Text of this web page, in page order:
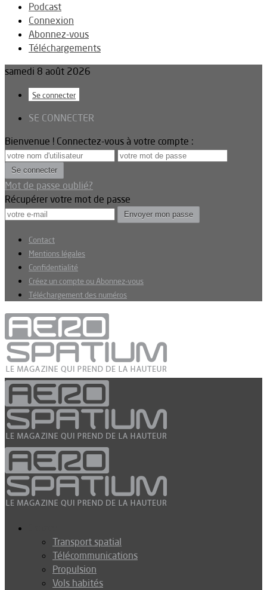
Podcast
Connexion
Abonnez-vous
Téléchargements
samedi 8 août 2026
Se connecter
SE CONNECTER
Bienvenue ! Connectez-vous à votre compte :
Mot de passe oublié?
Récupérer votre mot de passe
Contact
Mentions légales
Confidentialité
Créez un compte ou Abonnez-vous
Téléchargement des numéros
Transport spatial
Télécommunications
Propulsion
Vols habités